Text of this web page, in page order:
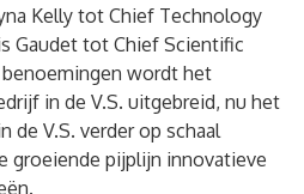
Kelly tot Chief Technology
Gaudet tot Chief Scientific
wordt het
in de V.S. uitgebreid, nu het
de V.S. verder op schaal
groeiende pijplijn innovatieve